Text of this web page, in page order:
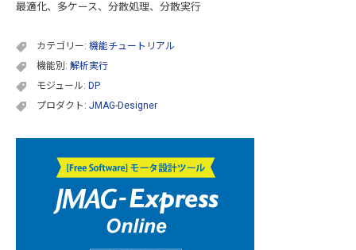
最適化、多ケース、分散処理、分散実行
カテゴリー: 機能チュートリアル
機能別: 解析実行
モジュール: DP
プロダクト: JMAG-Designer